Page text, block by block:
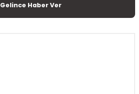
Gelince Haber Ver